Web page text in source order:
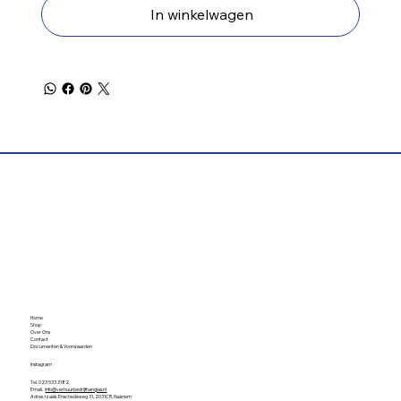
In winkelwagen
Home
Shop
Over Ons
Contact
Documenten & Voorwaarden
Instagram
Tel. 023 533 3182
Email.info@verhuurbedrijfhangjas.nl
Adres. Izaäk Enschedéweg 31, 2031CR, Haarlem